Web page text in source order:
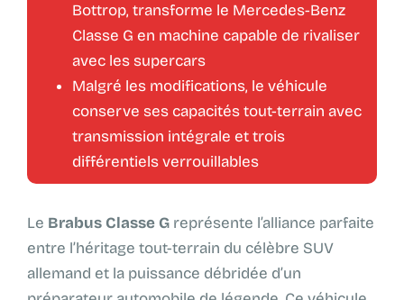
Bottrop, transforme le Mercedes-Benz
Classe G en machine capable de rivaliser
avec les supercars
Malgré les modifications, le véhicule
conserve ses capacités tout-terrain avec
transmission intégrale et trois
différentiels verrouillables
Le Brabus Classe G représente l’alliance parfaite
entre l’héritage tout-terrain du célèbre SUV
allemand et la puissance débridée d’un